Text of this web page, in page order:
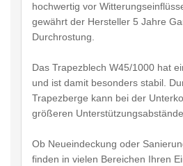
hochwertig vor
gewährt der Hersteller 5 Jahre
Durchrostung.
Das Trapezblech W45/1000 hat
und ist damit besonders stabil.
Trapezberge kann bei der
größeren
Ob Neueindeckung oder
finden in vielen Bereichen Ihren